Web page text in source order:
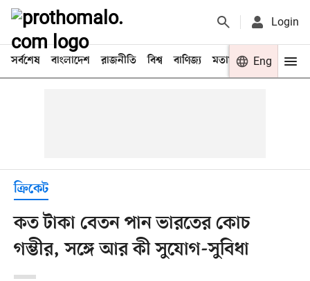
Login
সর্বশেষ বাংলাদেশ রাজনীতি বিশ্ব বাণিজ্য মতামত খেলা
Eng
ক্রিকেট
কত টাকা বেতন পান ভারতের কোচ
গম্ভীর, সঙ্গে আর কী সুযোগ-সুবিধা